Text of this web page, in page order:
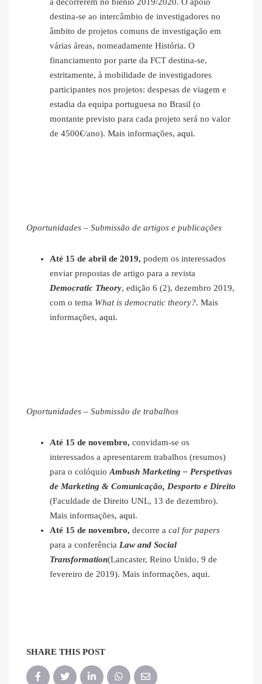
a decorrerem no biénio 2019/2020. O apoio
destina-se ao intercâmbio de investigadores no
âmbito de projetos comuns de investigação em
várias áreas, nomeadamente História. O
financiamento por parte da FCT destina-se,
estritamente, à mobilidade de investigadores
participantes nos projetos: despesas de viagem e
estadia da equipa portuguesa no Brasil (o
montante previsto para cada projeto será no valor
de 4500€/ano). Mais informações, aqui.
Oportunidades – Submissão de artigos e publicações
Até 15 de abril de 2019, podem os interessados
enviar propostas de artigo para a revista
Democratic Theory, edição 6 (2), dezembro 2019,
com o tema What is democratic theory?. Mais
informações, aqui.
Oportunidades – Submissão de trabalhos
Até 15 de novembro, convidam-se os
interessados a apresentarem trabalhos (resumos)
para o colóquioAmbush Marketing – Perspetivas
de Marketing & Comunicação, Desporto e Direito
(Faculdade de Direito UNL, 13 de dezembro).
Mais informações, aqui.
Até 15 de novembro, decorre a cal for papers
para a conferência Law and Social
Transformation(Lancaster, Reino Unido, 9 de
fevereiro de 2019). Mais informações, aqui.
SHARE THIS POST